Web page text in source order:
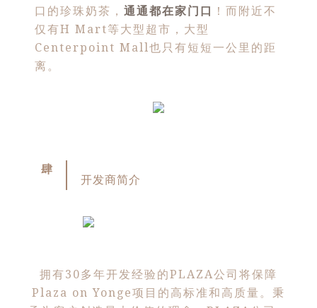
口的珍珠奶茶， 通通都在家门口 ！而附近不
仅有H Mart等大型超市，大型
Centerpoint Mall也只有短短一公里的距
离。
肆
开发商简介
拥有30多年开发经验的PLAZA公司将保障
Plaza on Yonge项目的高标准和高质量。秉